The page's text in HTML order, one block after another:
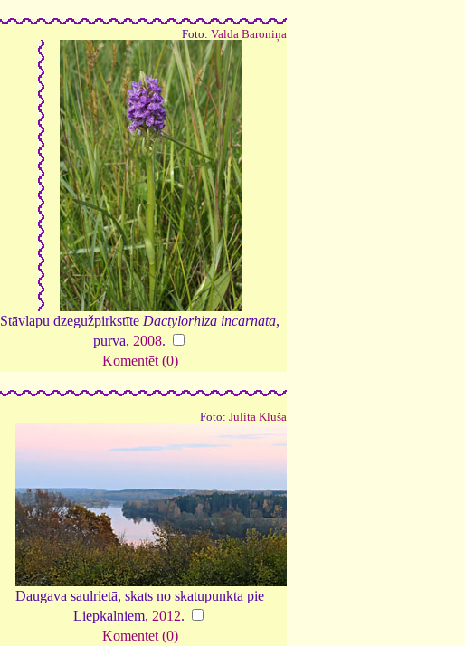
Foto: Valda Baroniņa
Stāvlapu dzegužpirkstīte Dactylorhiza incarnata,
purvā, 2008.
Komentēt (0)
Foto: Julita Kluša
Daugava saulrietā, skats no skatupunkta pie
Liepkalniem, 2012.
Komentēt (0)